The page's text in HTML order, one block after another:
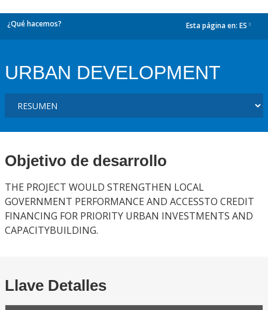
¿Qué hacemos? Esta página en: ES
URBAN DEVELOPMENT
Objetivo de desarrollo
THE PROJECT WOULD STRENGTHEN LOCAL
GOVERNMENT PERFORMANCE AND ACCESSTO CREDIT
FINANCING FOR PRIORITY URBAN INVESTMENTS AND
CAPACITYBUILDING.
Llave Detalles